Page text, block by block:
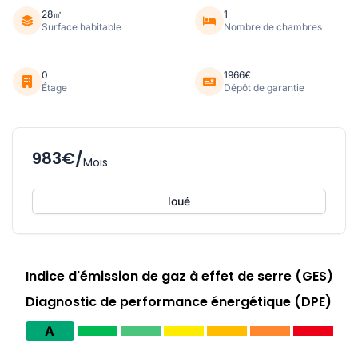
28㎡
Surface habitable
1
Nombre de chambres
0
Étage
1966€
Dépôt de garantie
983€/Mois
loué
Indice d'émission de gaz à effet de serre (GES)
Diagnostic de performance énergétique (DPE)
A